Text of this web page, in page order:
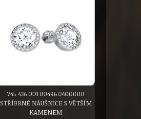
745 436 001 00496 0400000
STŘÍBRNÉ NÁUŠNICE S VĚTŠÍM
KAMENEM